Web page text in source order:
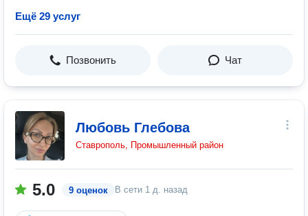
Ещё 29 услуг
Позвонить Чат
Любовь Глебова
Ставрополь, Промышленный район
5.0 9 оценок В сети 1 д. назад